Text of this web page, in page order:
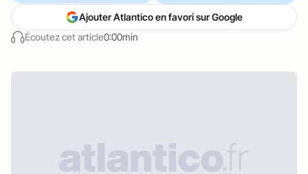
Écoutez cet article0:00min
Ajouter Atlantico en favori sur Google